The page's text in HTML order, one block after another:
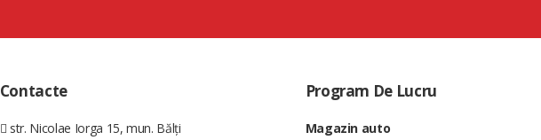
Contacte
str. Nicolae Iorga 15, mun. Bălți
Program De Lucru
Magazin auto